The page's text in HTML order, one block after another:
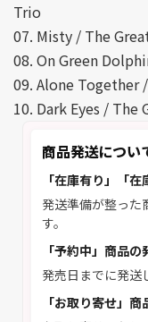
Trio
07. Misty / The
08. On Green
09. Alone Together
10. Dark Eyes / The
商品発送につい
「在庫有り」「
発送準備が整った
す。
「予約中」商品の
発売日までに発送
「お取り寄せ」